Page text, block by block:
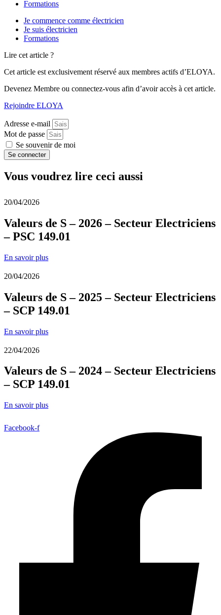
Formations
Je commence comme électricien
Je suis électricien
Formations
Lire cet article ?
Cet article est exclusivement réservé aux membres actifs d’ELOYA.
Devenez Membre ou connectez-vous afin d’avoir accès à cet article.
Rejoindre ELOYA
Adresse e-mail
Mot de passe
Se souvenir de moi
Se connecter
Vous voudrez lire ceci aussi
20/04/2026
Valeurs de S – 2026 – Secteur Electriciens
– PSC 149.01
En savoir plus
20/04/2026
Valeurs de S – 2025 – Secteur Electriciens
– SCP 149.01
En savoir plus
22/04/2026
Valeurs de S – 2024 – Secteur Electriciens
– SCP 149.01
En savoir plus
Facebook-f